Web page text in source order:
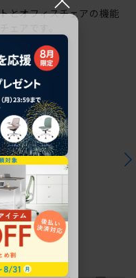
とオフィスチェアの機能
ェアです。